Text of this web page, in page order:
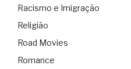
Racismo e Imigração
Religião
Road Movies
Romance